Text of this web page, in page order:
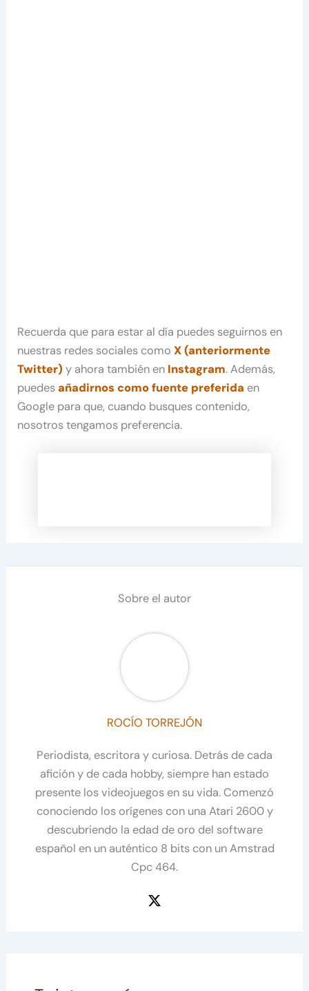
Recuerda que para estar al día puedes seguirnos en
nuestras redes sociales comoX (anteriormente
Twitter) y ahora también en Instagram. Además,
puedesañadirnos como fuente preferida en
Google para que, cuando busques contenido,
nosotros tengamos preferencia.
Sobre el autor
ROCÍO TORREJÓN
Periodista, escritora y curiosa. Detrás de cada
afición y de cada hobby, siempre han estado
presente los videojuegos en su vida. Comenzó
conociendo los orígenes con una Atari 2600 y
descubriendo la edad de oro del software
español en un auténtico 8 bits con un Amstrad
Cpc 464.